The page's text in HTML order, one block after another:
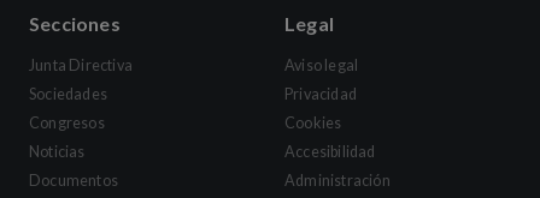
Secciones
Junta Directiva
Sociedades
Congresos
Noticias
Documentos
Legal
Aviso legal
Privacidad
Cookies
Accesibilidad
Administración